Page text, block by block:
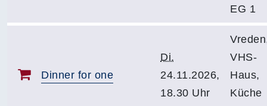
EG 1
Dinner for one
Di.
24.11.2026,
18.30 Uhr
VHS-
Haus,
Küche